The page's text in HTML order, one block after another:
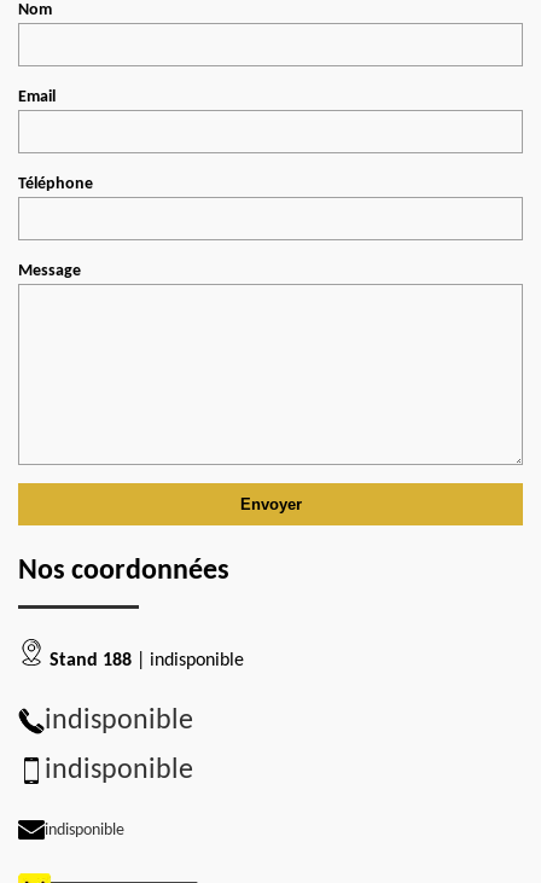
Nom
Email
Téléphone
Message
Nos coordonnées
Stand 188 | indisponible
indisponible
indisponible
indisponible